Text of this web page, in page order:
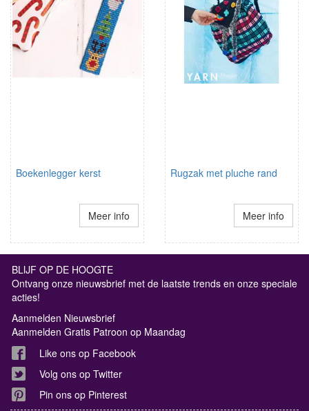
Boekenlegger kerst
Meer info
Rugzak met pluche rand
Meer info
BLIJF OP DE HOOGTE
Ontvang onze nieuwsbrief met de laatste trends en onze speciale
acties!
Aanmelden Nieuwsbrief
Aanmelden Gratis Patroon op Maandag
Like ons op Facebook
Volg ons op Twitter
Pin ons op Pinterest